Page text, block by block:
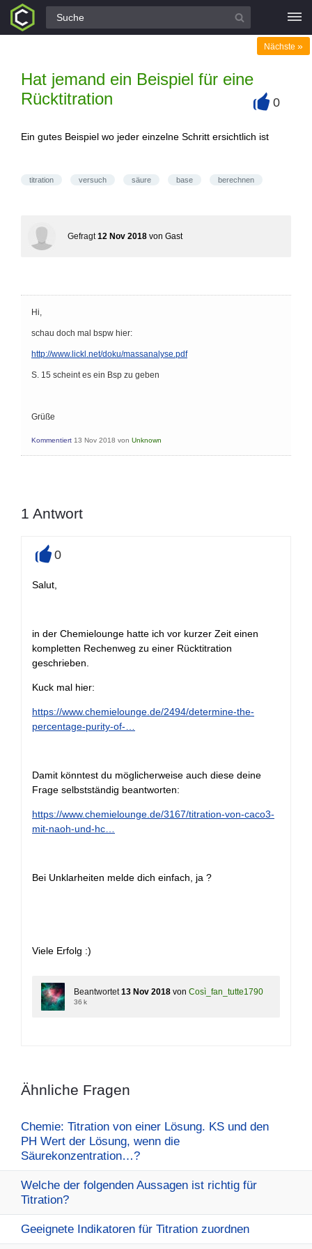
Alle Fragen
Hat jemand ein Beispiel für eine
Rücktitration
Nächste »
0
Ein gutes Beispiel wo jeder einzelne Schritt ersichtlich ist
titration versuch säure base berechnen
Gefragt 12 Nov 2018 von Gast
Hi,
schau doch mal bspw hier:
http://www.lickl.net/doku/massanalyse.pdf
S. 15 scheint es ein Bsp zu geben
Grüße
Kommentiert 13 Nov 2018 von Unknown
1 Antwort
0
Salut,
in der Chemielounge hatte ich vor kurzer Zeit einen
kompletten Rechenweg zu einer Rücktitration
geschrieben.
Kuck mal hier:
https://www.chemielounge.de/2494/determine-the-
percentage-purity-of-…
Damit könntest du möglicherweise auch diese deine
Frage selbstständig beantworten:
https://www.chemielounge.de/3167/titration-von-caco3-
mit-naoh-und-hc…
Bei Unklarheiten melde dich einfach, ja ?
Viele Erfolg :)
Beantwortet 13 Nov 2018 von Così_fan_tutte1790
36 k
Ähnliche Fragen
Chemie: Titration von einer Lösung. KS und den
PH Wert der Lösung, wenn die
Säurekonzentration…?
Welche der folgenden Aussagen ist richtig für
Titration?
Geeignete Indikatoren für Titration zuordnen